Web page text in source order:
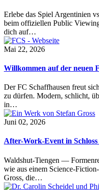
Erlebe das Spiel Argentinien
beim offiziellen Public
dich auf…
Mai 22, 2026
Willkommen auf der neuen
Der FC Schaffhausen freut
zu dürfen. Modern, schlicht,
in…
Juni 02, 2026
After-Work-Event in
Waldshut-Tiengen —
wie aus einem Science-
Gross, die…